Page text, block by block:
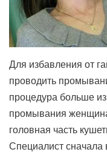
Для избавления от
проводить
процедура больше
промывания
головная часть
Специалист сначала